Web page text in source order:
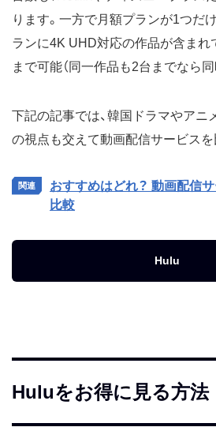
ります。一方で月額プランが1つだ
ランに4K UHD対応の作品が含まれ
まで可能（同一作品も2台までなら同
下記の記事では、韓国ドラマやアニ
の視点も交えて動画配信サービスを
おすすめはどれ？ 動画配信サ
比較
Hulu
Huluをお得に見る方法